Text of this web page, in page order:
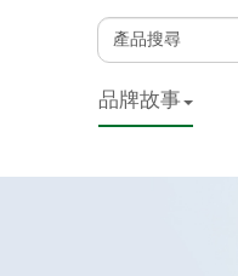
品牌故事